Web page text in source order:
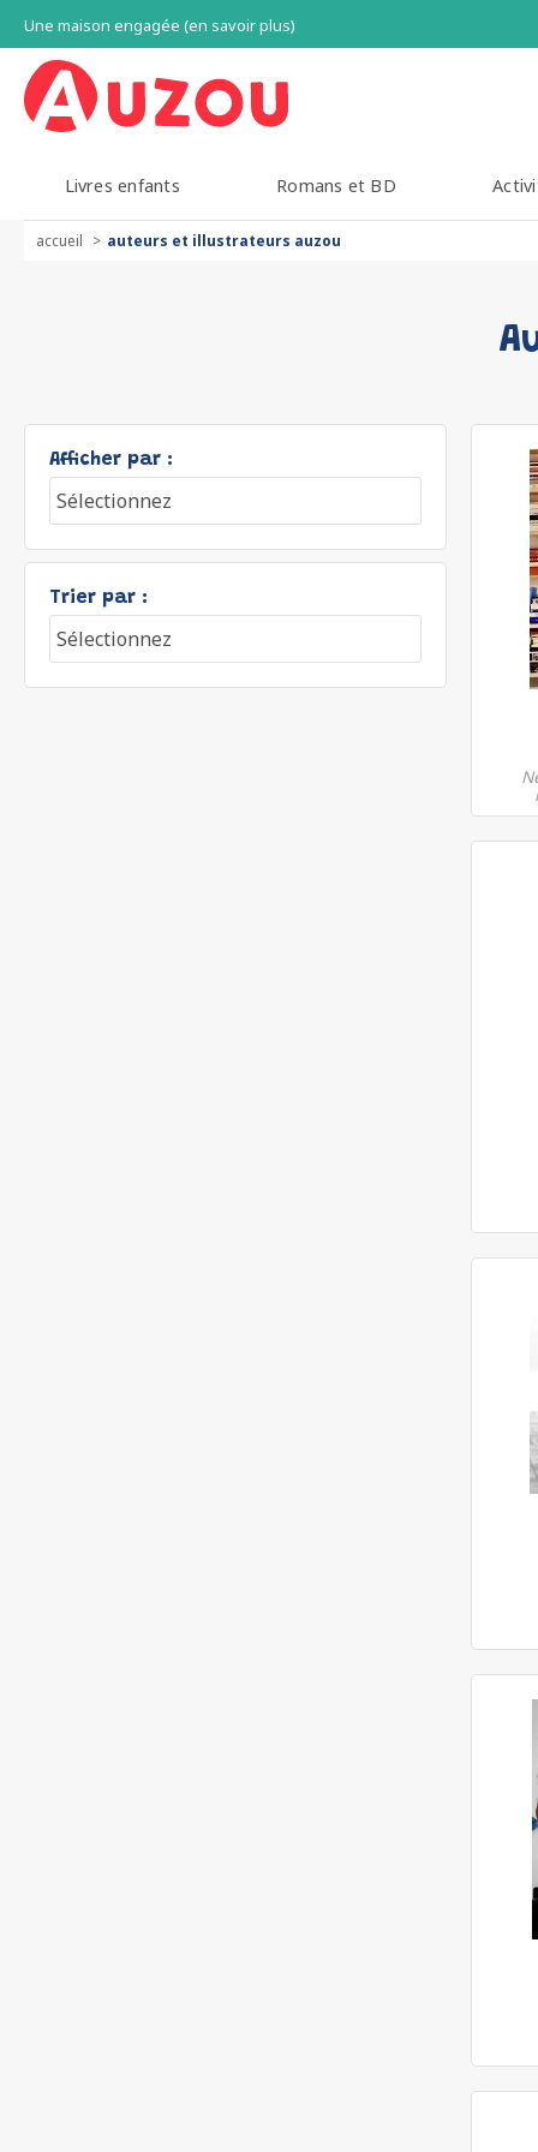
Une maison engagée (en savoir plus)
Livres enfants Romans et BD
accueil auteurs et illustrateurs auzou
Afficher par :
Trier par :